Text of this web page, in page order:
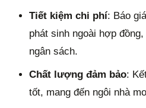
Tiết kiệm chi phí: Báo
phát sinh ngoài hợp
ngân sách.
Chất lượng đảm bảo:
tốt, mang đến ngôi nhà